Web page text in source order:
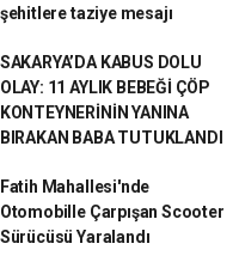
şehitlere taziye mesajı
SAKARYA’DA KABUS DOLU
OLAY: 11 AYLIK BEBEĞİ ÇÖP
KONTEYNERİNİN YANINA
BIRAKAN BABA TUTUKLANDI
Fatih Mahallesi'nde
Otomobille Çarpışan Scooter
Sürücüsü Yaralandı